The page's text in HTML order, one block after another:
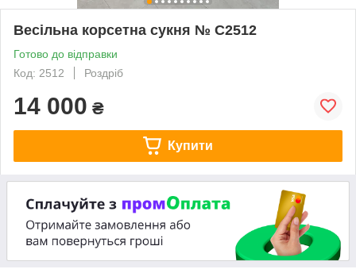
Весільна корсетна сукня № С2512
Готово до відправки
Код: 2512
Роздріб
14 000 ₴
Купити